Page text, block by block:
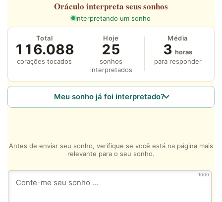
Oráculo interpreta seus sonhos
interpretando um sonho
Total
116.088
corações tocados
Hoje
25
sonhos
interpretados
Média
3 horas
para responder
Meu sonho já foi interpretado?
Antes de enviar seu sonho, verifique se você está na página mais
relevante para o seu sonho.
1000